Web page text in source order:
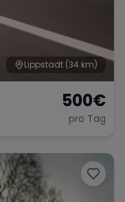
Lippstadt (34 km)
500€
pro Tag